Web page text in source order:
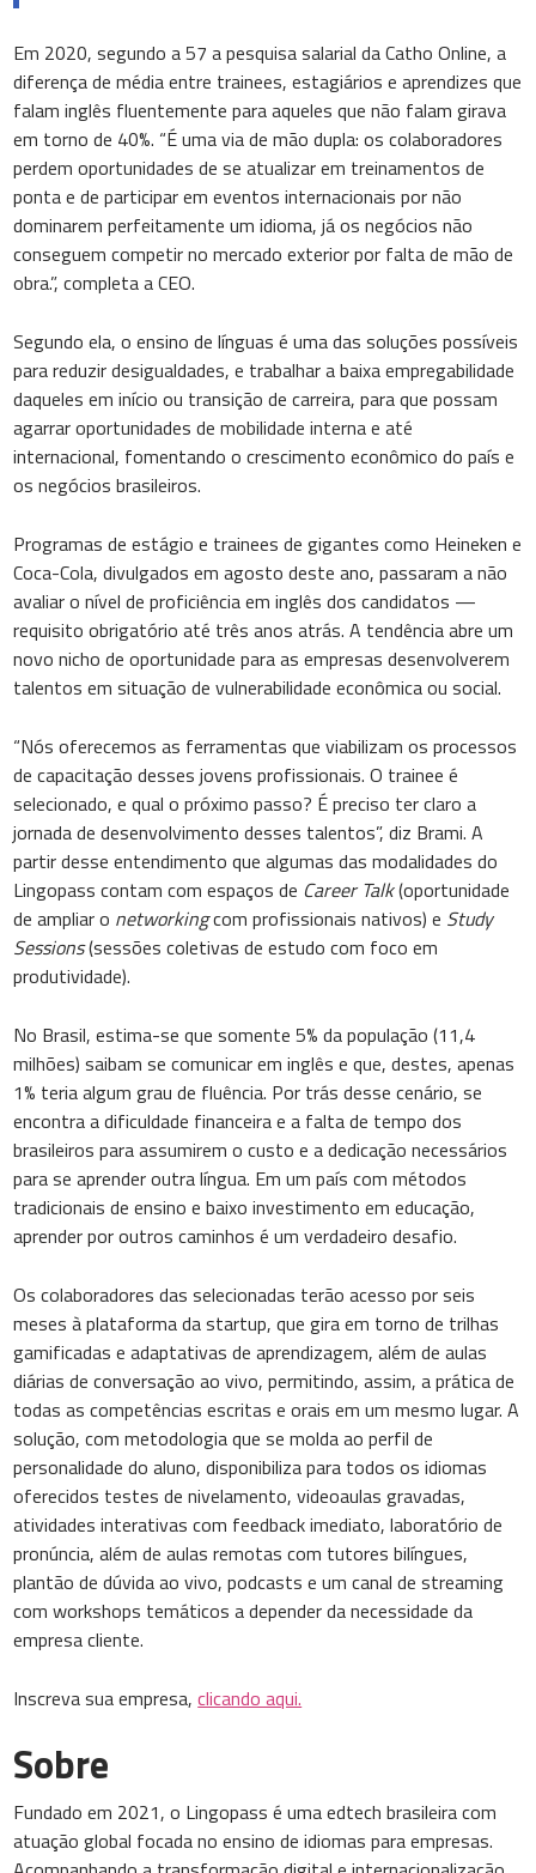
Em 2020, segundo a 57 a pesquisa salarial da Catho Online, a
diferença de média entre trainees, estagiários e aprendizes que
falam inglês fluentemente para aqueles que não falam girava
em torno de 40%. “É uma via de mão dupla: os colaboradores
perdem oportunidades de se atualizar em treinamentos de
ponta e de participar em eventos internacionais por não
dominarem perfeitamente um idioma, já os negócios não
conseguem competir no mercado exterior por falta de mão de
obra.”, completa a CEO.
Segundo ela, o ensino de línguas é uma das soluções possíveis
para reduzir desigualdades, e trabalhar a baixa empregabilidade
daqueles em início ou transição de carreira, para que possam
agarrar oportunidades de mobilidade interna e até
internacional, fomentando o crescimento econômico do país e
os negócios brasileiros.
Programas de estágio e trainees de gigantes como Heineken e
Coca-Cola, divulgados em agosto deste ano, passaram a não
avaliar o nível de proficiência em inglês dos candidatos —
requisito obrigatório até três anos atrás. A tendência abre um
novo nicho de oportunidade para as empresas desenvolverem
talentos em situação de vulnerabilidade econômica ou social.
“Nós oferecemos as ferramentas que viabilizam os processos
de capacitação desses jovens profissionais. O trainee é
selecionado, e qual o próximo passo? É preciso ter claro a
jornada de desenvolvimento desses talentos”, diz Brami. A
partir desse entendimento que algumas das modalidades do
Lingopass contam com espaços de Career Talk(oportunidade
de ampliar o networkingcom profissionais nativos) e Study
Sessions(sessões coletivas de estudo com foco em
produtividade).
No Brasil, estima-se que somente 5% da população (11,4
milhões) saibam se comunicar em inglês e que, destes, apenas
1% teria algum grau de fluência. Por trás desse cenário, se
encontra a dificuldade financeira e a falta de tempo dos
brasileiros para assumirem o custo e a dedicação necessários
para se aprender outra língua. Em um país com métodos
tradicionais de ensino e baixo investimento em educação,
aprender por outros caminhos é um verdadeiro desafio.
Os colaboradores das selecionadas terão acesso por seis
meses à plataforma da startup, que gira em torno de trilhas
gamificadas e adaptativas de aprendizagem, além de aulas
diárias de conversação ao vivo, permitindo, assim, a prática de
todas as competências escritas e orais em um mesmo lugar. A
solução, com metodologia que se molda ao perfil de
personalidade do aluno, disponibiliza para todos os idiomas
oferecidos testes de nivelamento, videoaulas gravadas,
atividades interativas com feedback imediato, laboratório de
pronúncia, além de aulas remotas com tutores bilíngues,
plantão de dúvida ao vivo, podcasts e um canal de streaming
com workshops temáticos a depender da necessidade da
empresa cliente.
Inscreva sua empresa,clicando aqui.
Sobre
Fundado em 2021, o Lingopass é uma edtech brasileira com
atuação global focada no ensino de idiomas para empresas.